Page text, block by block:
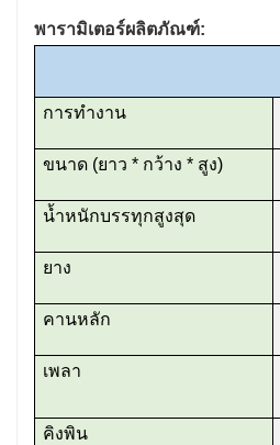
พารามิเตอร์ผลิตภัณฑ์:
การทำงาน
ขนาด (ยาว * กว้าง * สูง)
น้ำหนักบรรทุกสูงสุด
ยาง
คานหลัก
เพลา
คิงพิน